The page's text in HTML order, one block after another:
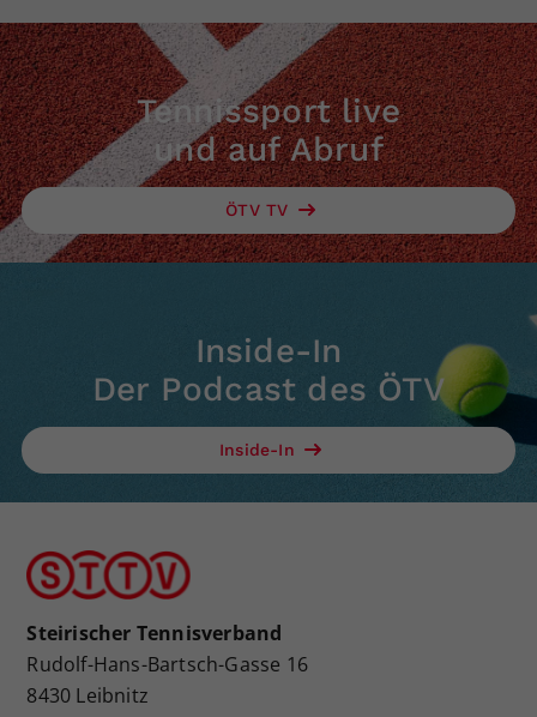
Tennissport live
und auf Abruf
ÖTV TV
Inside-In
Der Podcast des ÖTV
Inside-In
Steirischer Tennisverband
Rudolf-Hans-Bartsch-Gasse 16
8430 Leibnitz